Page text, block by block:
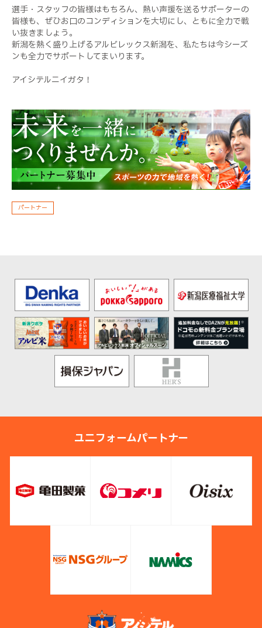
選手・スタッフの皆様はもちろん、熱い声援を送るサポーターの
皆様も、ぜひお口のコンディションを大切にし、ともに全力で戦
い抜きましょう。
新潟を熱く盛り上げるアルビレックス新潟を、私たちは今シーズ
ンも全力でサポートしてまいります。
アイシテルニイガタ！
パートナー
ユニフォームパートナー